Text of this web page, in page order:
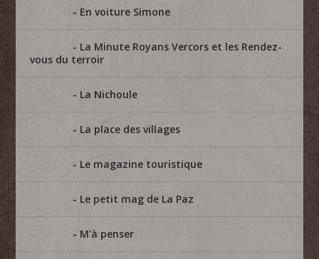
En voiture Simone
La Minute Royans Vercors et les Rendez-
vous du terroir
La Nichoule
La place des villages
Le magazine touristique
Le petit mag de La Paz
M'à penser